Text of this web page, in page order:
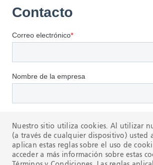
Nuestro sitio utiliza cookies. Al utilizar
(a través de cualquier dispositivo) usted
aplican estas reglas sobre el uso de
acceder a más información sobre estas